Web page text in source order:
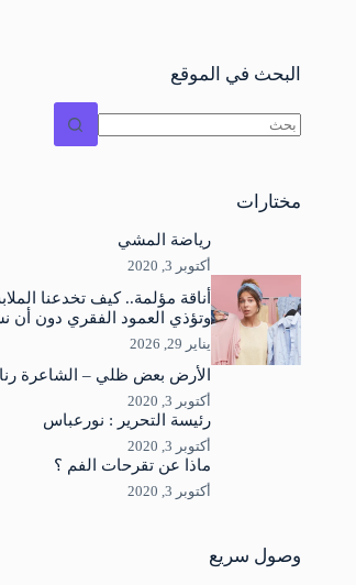
البحث في الموقع
نتائج
مختارات
رياضة المشي
أكتوبر 3, 2020
أناقة مؤلمة.. كيف تخدعنا
وتؤذي العمود الفقري دون أن
يناير 29, 2026
الأرض بعض ظلي – الشاعرة
أكتوبر 3, 2020
رئيسة التحرير : نورعباس
أكتوبر 3, 2020
ماذا عن تقرحات الفم ؟
أكتوبر 3, 2020
وصول سريع